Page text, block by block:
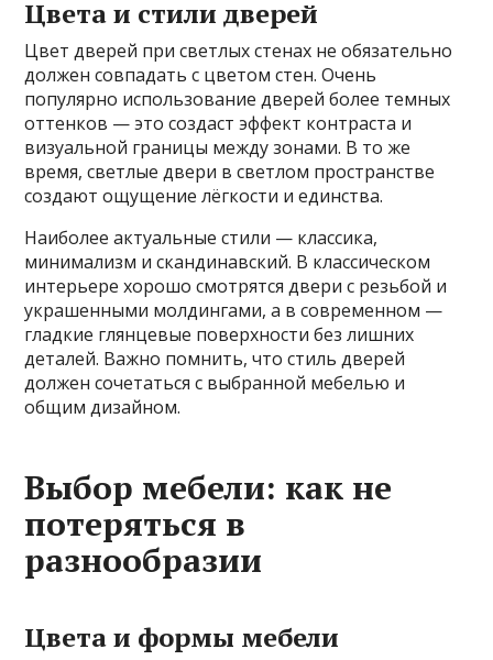
Цвета и стили дверей
Цвет дверей при светлых стенах не обязательно
должен совпадать с цветом стен. Очень
популярно использование дверей более темных
оттенков — это создаст эффект контраста и
визуальной границы между зонами. В то же
время, светлые двери в светлом пространстве
создают ощущение лёгкости и единства.
Наиболее актуальные стили — классика,
минимализм и скандинавский. В классическом
интерьере хорошо смотрятся двери с резьбой и
украшенными молдингами, а в современном —
гладкие глянцевые поверхности без лишних
деталей. Важно помнить, что стиль дверей
должен сочетаться с выбранной мебелью и
общим дизайном.
Выбор мебели: как не
потеряться в
разнообразии
Цвета и формы мебели